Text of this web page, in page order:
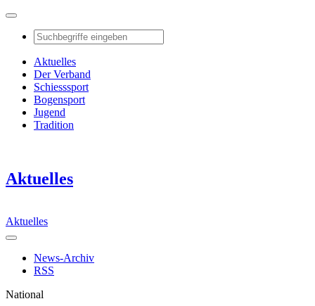
Aktuelles
Der Verband
Schiesssport
Bogensport
Jugend
Tradition
Aktuelles
Aktuelles
News-Archiv
RSS
National